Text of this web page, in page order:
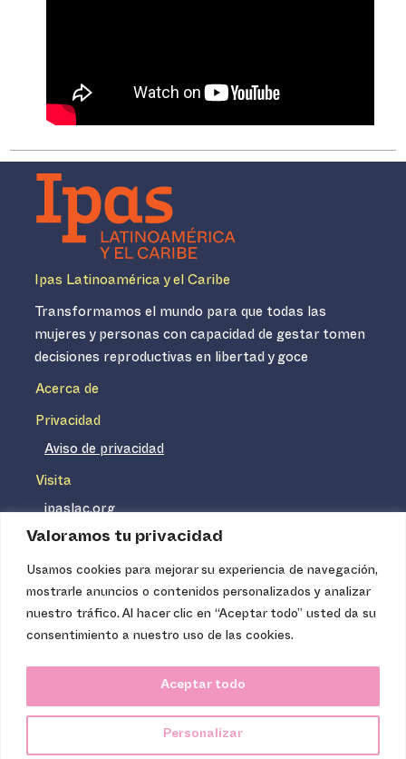
Valoramos tu privacidad
Usamos cookies para mejorar su experiencia de navegación,
mostrarle anuncios o contenidos personalizados y analizar
nuestro tráfico. Al hacer clic en “Aceptar todo” usted da su
consentimiento a nuestro uso de las cookies.
Personalizar
Aceptar todo
Ipas Latinoamérica y el Caribe
Transformamos el mundo para que todas las
mujeres y personas con capacidad de gestar tomen
decisiones reproductivas en libertad y goce
Acerca de
Privacidad
Aviso de privacidad
Visita
ipaslac.org
ipasmexico.org
Ipas no es un distribuidor de insumos médicos. Nuestros
servicios se concentran, entre otros, en la difusión de
técnica necesaria para proveer servicios de aborto seguro
de calidad. Los servicios que ofrecemos no tienen costo
carácter no lucrativo.